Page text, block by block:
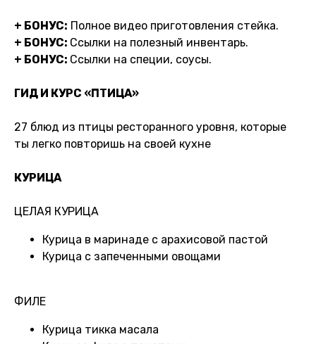
+ БОНУС: Полное видео приготовления стейка.
+ БОНУС: Ссылки на полезный инвентарь.
+ БОНУС: Ссылки на специи, соусы.
ГИД И КУРС «ПТИЦА»
27 блюд из птицы ресторанного уровня, которые
ты легко повторишь на своей кухне
КУРИЦА
ЦЕЛАЯ КУРИЦА
Курица в маринаде с арахисовой пастой
Курица с запеченными овощами
ФИЛЕ
Курица тикка масала